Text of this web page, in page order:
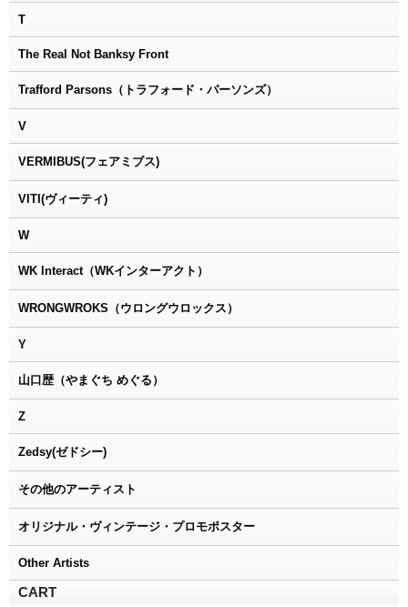
T
The Real Not Banksy Front
Trafford Parsons（トラフォード・パーソンズ）
V
VERMIBUS(フェアミブス)
VITI(ヴィーティ)
W
WK Interact（WKインターアクト）
WRONGWROKS（ウロングウロックス）
Y
山口歴（やまぐち めぐる）
Z
Zedsy(ゼドシー)
その他のアーティスト
オリジナル・ヴィンテージ・プロモポスター
Other Artists
CART